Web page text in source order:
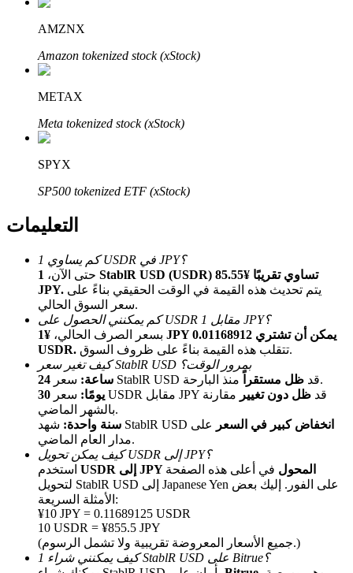
شركاء بيترو
شركاء Bitrue
تصل العمولات إلى 65٪!
الإحالة
قم بدعوة صديق لتحصل على مكافآت نقدية
BTC Welcome Rewards
AMZNX
Amazon tokenized stock (xStock)
METAX
Meta tokenized stock (xStock)
SPYX
SP500 tokenized ETF (xStock)
التعليمات
كم يساوي 1 USDR في JPY؟
حتى الآن، 1 StablR USD (USDR) تساوي تقريبًا ¥85.55
JPY.
سعر السوق الحالي.
كم يمكنني الحصول على USDR مقابل 1 JPY؟
بسعر الصرف الحالي،
¥1 JPY يمكن أن تشتري 0.01168912
USDR.
تتقلب هذه القيمة بناءً على ظروف السوق.
كيف تغير سعر StablR USD بمرور الوقت؟
24 ساعة:
سعر StablR USD قد ظل مستقراً
منذ البارحة.
30 يومًا:
سعر USDR مقابل JPY قد ظل دون تغيير مقارنة
بالشهر الماضي.
سنة واحدة: شهد StablR USD انخفاض كبير في السعر
على
مدار العام الماضي.
كيف يمكن تحويل USDR إلى JPY؟
USDR إلى JPY المحول في أعلى هذه الصفحة
لتحويل StablR USD إلى Japanese Yen على الفور. إليك بعض
الأمثلة السريعة:
¥10 JPY = 0.11689125 USDR
10 USDR = ¥855.5 JPY
(جميع الأسعار المعروضة تقريبية ولا تشمل الرسوم.)
كيف يمكنني شراء 1 StablR USD على Bitrue؟